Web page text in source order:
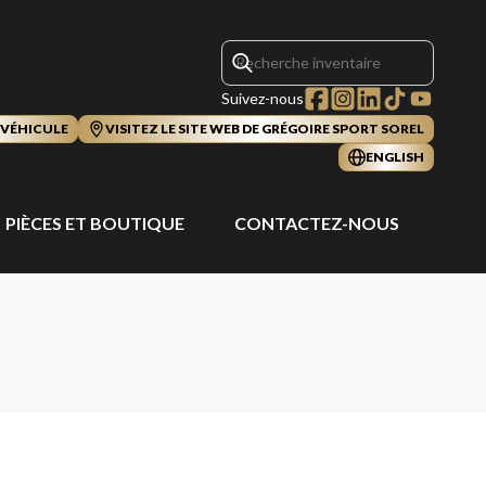
Suivez-nous
VISITEZ LE SITE WEB DE GRÉGOIRE SPORT SOREL
ENGLISH
PIÈCES ET BOUTIQUE CONTACTEZ-NOUS